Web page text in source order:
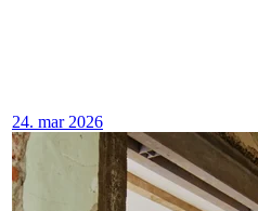
24. mar 2026